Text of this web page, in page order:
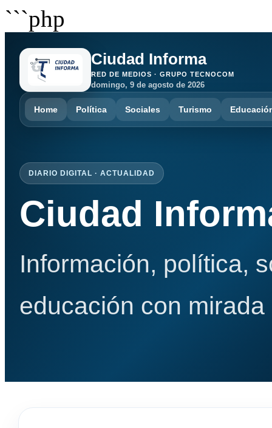
```php
Ciudad Informa
RED DE MEDIOS · GRUPO TECNOCOM
domingo, 9 de agosto de 2026
Home Política Sociales Turismo
DIARIO DIGITAL · ACTUALIDAD
Ciudad
Información, política,
educación con